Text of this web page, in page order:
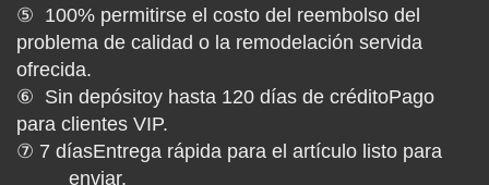
⑤ 100% permitirse el costo del reembolso del
problema de calidad o la remodelación servida
ofrecida.
⑥ Sin depósitoy hasta 120 días de créditoPago
para clientes VIP.
⑦ 7 díasEntrega rápida para el artículo listo para
enviar.